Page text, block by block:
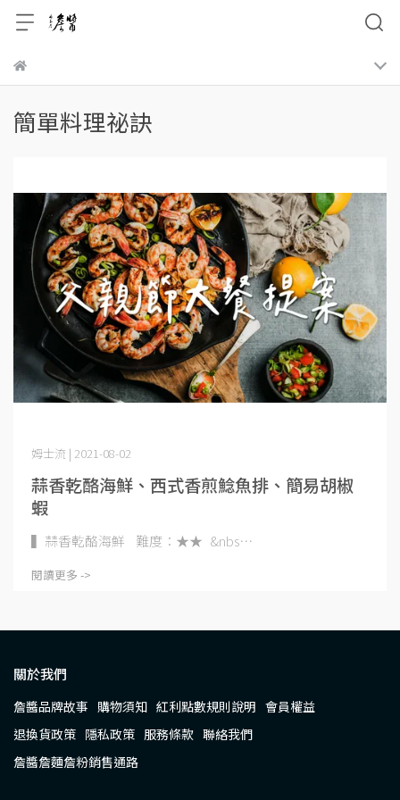
簡單料理祕訣
蒜香乾酪海鮮、西式香煎鯰魚排、簡易胡椒
蝦
姆士流 | 2021-08-02
▍蒜香乾酪海鮮 難度：★★ &nbs⋯
閱讀更多 ->
關於我們
詹醬品牌故事 購物須知 紅利點數規則說明 會員權益
退換貨政策 隱私政策 服務條款 聯絡我們
詹醬詹麵詹粉銷售通路